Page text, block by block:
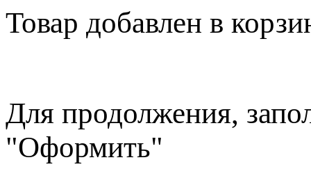
Товар добавлен в
Для продолжения,
"Оформить"